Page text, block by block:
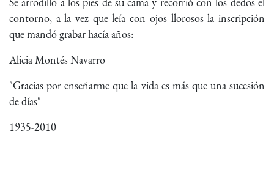
contorno, a la vez que leía con ojos llorosos la inscripción
que mandó grabar hacía años:
Alicia Montés Navarro
"Gracias por enseñarme que la vida es más que una sucesión
de días"
1935-2010